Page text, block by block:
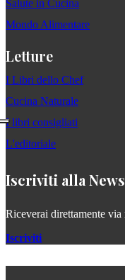
Salute in Cucina
Mondo Alimentare
Letture
I Libri dello Chef
Cucina Naturale
I libri consigliati
L'editoriale
Iscriviti alla
Riceverai direttamente via
Iscriviti